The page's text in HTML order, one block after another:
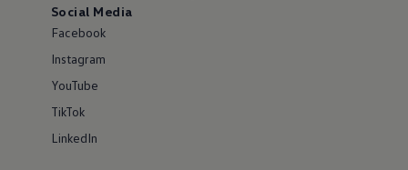
Social Media
Facebook
Instagram
YouTube
TikTok
LinkedIn